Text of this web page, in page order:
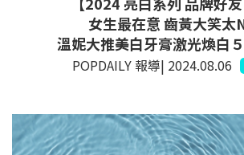
女生最在意 齒黃大笑太
溫妮大推美白牙膏激光煥白
POPDAILY 報導| 2024.08.06